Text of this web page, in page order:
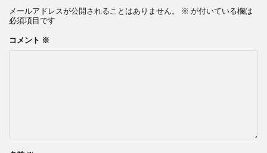
メールアドレスが公開されることはありません。 ※ が付いている欄は
必須項目です
コメント ※